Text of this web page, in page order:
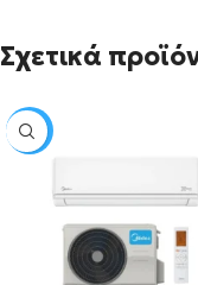
Σχετικά
SALE